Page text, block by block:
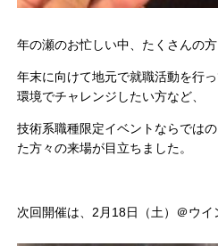
年の瀬のお忙しい中、たくさんの
年末に向けて地元で就職活動を行
環境でチャレンジしたい方など、
技術系職種限定イベントならでは
た方々の来場が目立ちました。
次回開催は、2月18日（土）＠ウイ